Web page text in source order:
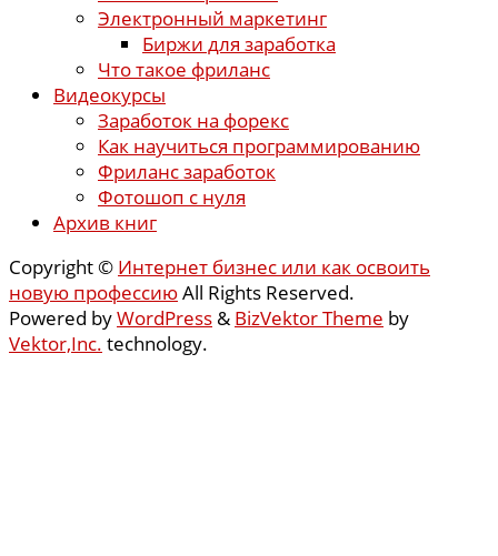
Электронный маркетинг
Биржи для заработка
Что такое фриланс
Видеокурсы
Заработок на форекс
Как научиться программированию
Фриланс заработок
Фотошоп с нуля
Архив книг
Copyright © Интернет бизнес или как освоить
новую профессиюAll Rights Reserved.
Powered byWordPress & BizVektor Theme by
Vektor,Inc. technology.